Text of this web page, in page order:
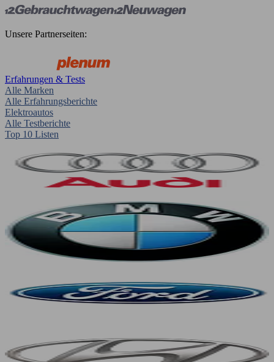
Unsere Partnerseiten:
Erfahrungen & Tests
Alle Marken
Alle Erfahrungsberichte
Elektroautos
Alle Testberichte
Top 10 Listen